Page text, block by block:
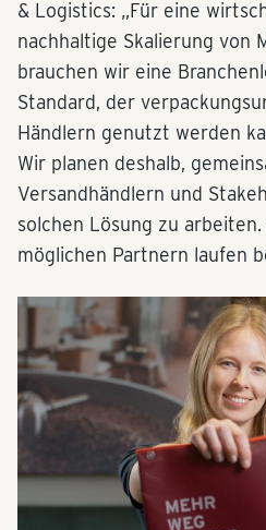
& Logistics: „Für eine
nachhaltige Skalierung von
brauchen wir eine
Standard, der
Händlern genutzt werden
Wir planen deshalb,
Versandhändlern und
solchen Lösung zu
möglichen Partnern laufen